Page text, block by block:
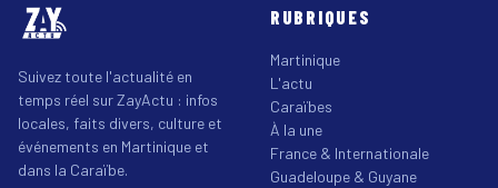
Suivez toute l'actualité en
temps réel sur ZayActu : infos
locales, faits divers, culture et
événements en Martinique et
dans la Caraïbe.
RUBRIQUES
Martinique
L'actu
Caraïbes
À la une
France & Internationale
Guadeloupe & Guyane